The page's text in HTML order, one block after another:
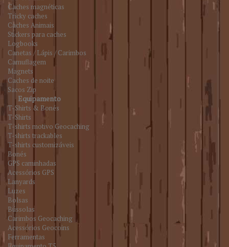
Caches magnéticas
Tricky caches
Caches Animais
Stickers para caches
Logbooks
Canetas / Lápis / Carimbos
Camuflagem
Magnets
Caches de noite
Sacos Zip
Equipamento
T-Shirts & Bonés
T-Shirts
T-shirts motivo Geocaching
T-shirts trackables
T-shirts customizáveis
Bonés
GPS caminhadas
Acessórios GPS
Lanyards
Luzes
Bolsas
Bússolas
Carimbos Geocaching
Acessórios Geocoins
Ferramentas